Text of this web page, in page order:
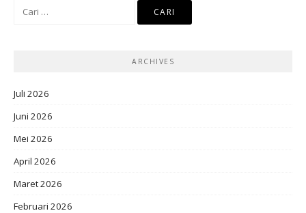
ARCHIVES
Juli 2026
Juni 2026
Mei 2026
April 2026
Maret 2026
Februari 2026